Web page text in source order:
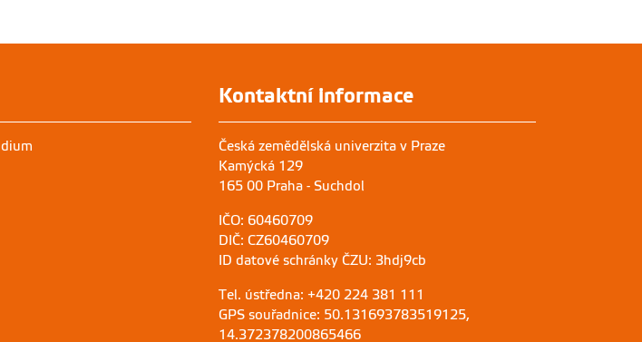
Kontaktní informace
Česká zemědělská univerzita v Praze
Kamýcká 129
165 00 Praha - Suchdol
IČO: 60460709
DIČ: CZ60460709
ID datové schránky ČZU: 3hdj9cb
Tel. ústředna: +420 224 381 111
GPS souřadnice: 50.131693783519125,
14.372378200865466